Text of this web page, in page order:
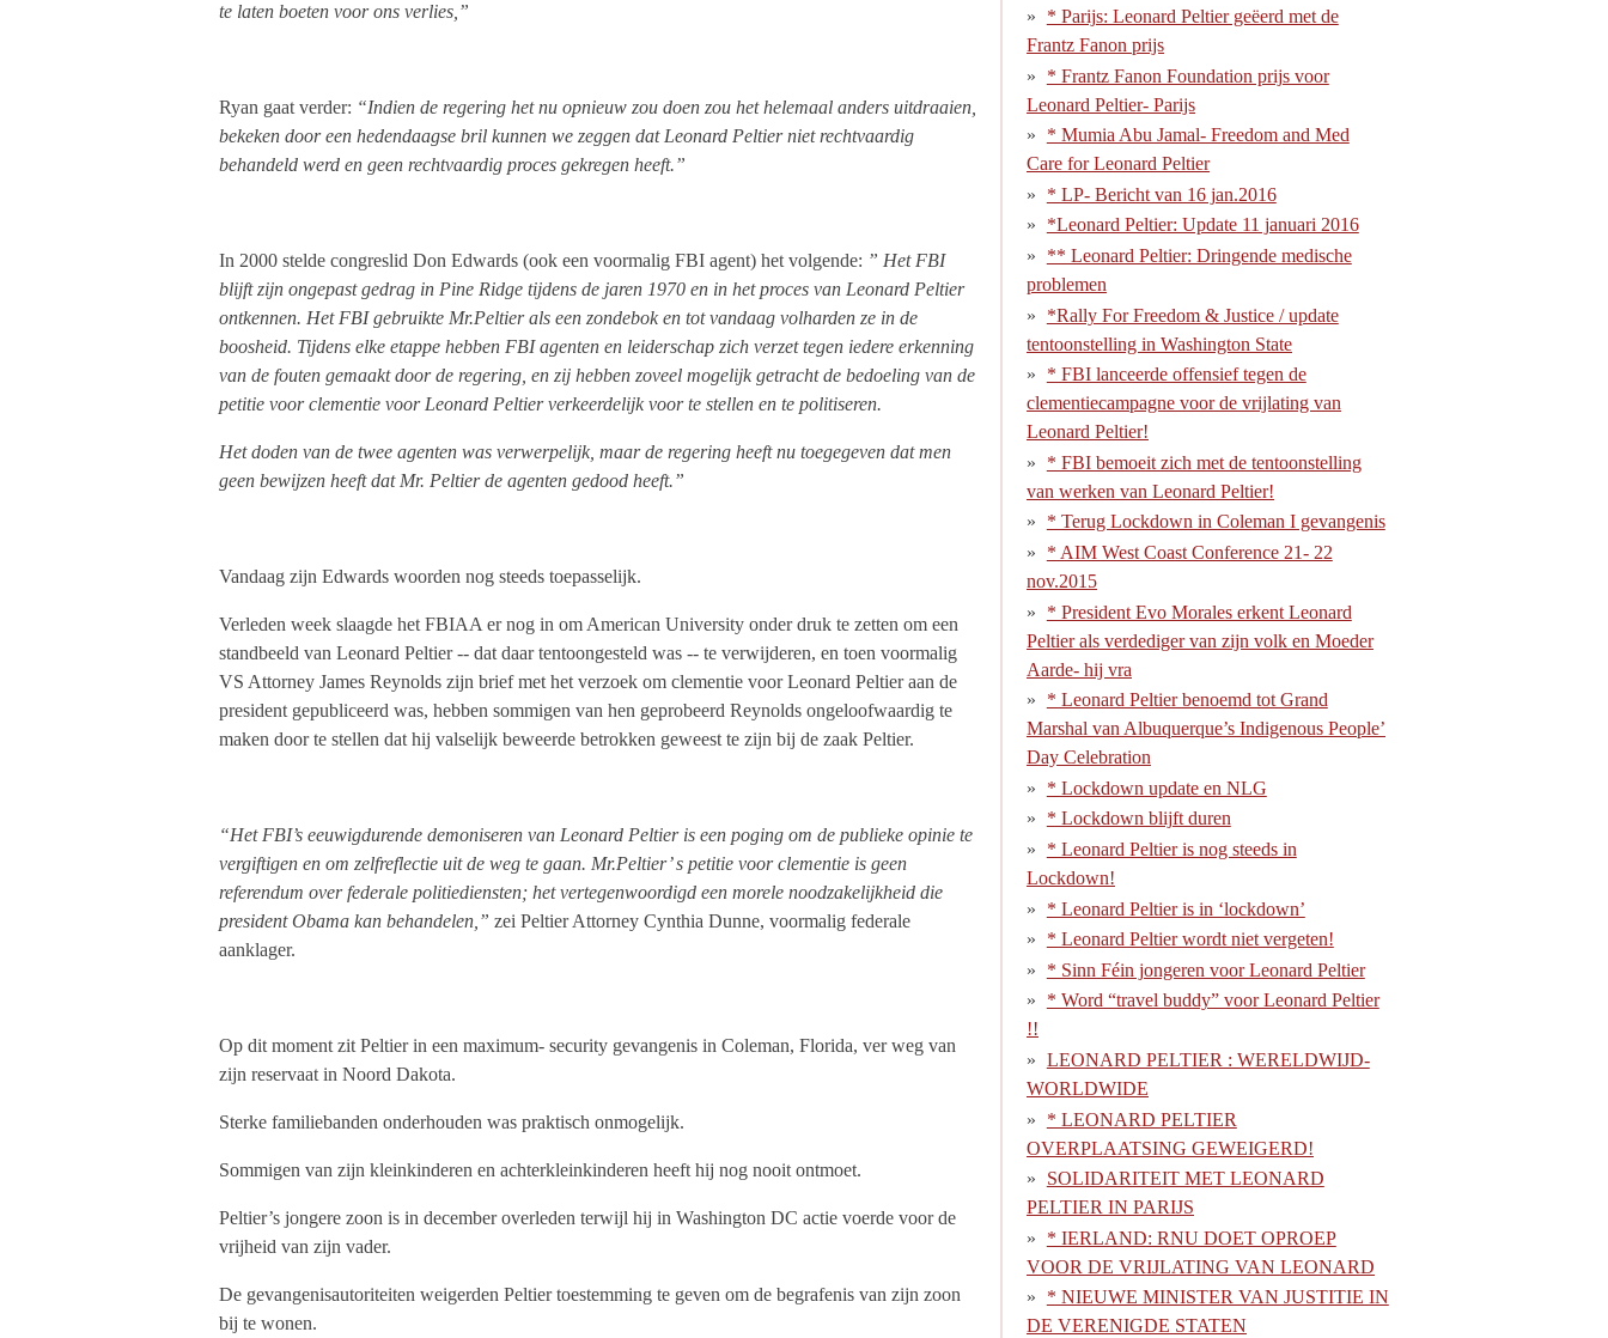
te laten boeten voor ons verlies,”
Ryan gaat verder: “Indien de regering het nu opnieuw zou doen zou het helemaal anders uitdraaien,
bekeken door een hedendaagse bril kunnen we zeggen dat Leonard Peltier niet rechtvaardig
behandeld werd en geen rechtvaardig proces gekregen heeft.”
In 2000 stelde congreslid Don Edwards (ook een voormalig FBI agent) het volgende: ” Het FBI
blijft zijn ongepast gedrag in Pine Ridge tijdens de jaren 1970 en in het proces van Leonard Peltier
ontkennen. Het FBI gebruikte Mr.Peltier als een zondebok en tot vandaag volharden ze in de
boosheid. Tijdens elke etappe hebben FBI agenten en leiderschap zich verzet tegen iedere erkenning
van de fouten gemaakt door de regering, en zij hebben zoveel mogelijk getracht de bedoeling van de
petitie voor clementie voor Leonard Peltier verkeerdelijk voor te stellen en te politiseren.
Het doden van de twee agenten was verwerpelijk, maar de regering heeft nu toegegeven dat men
geen bewijzen heeft dat Mr. Peltier de agenten gedood heeft.”
Vandaag zijn Edwards woorden nog steeds toepasselijk.
Verleden week slaagde het FBIAA er nog in om American University onder druk te zetten om een
standbeeld van Leonard Peltier -- dat daar tentoongesteld was -- te verwijderen, en toen voormalig
VS Attorney James Reynolds zijn brief met het verzoek om clementie voor Leonard Peltier aan de
president gepubliceerd was, hebben sommigen van hen geprobeerd Reynolds ongeloofwaardig te
maken door te stellen dat hij valselijk beweerde betrokken geweest te zijn bij de zaak Peltier.
“Het FBI’s eeuwigdurende demoniseren van Leonard Peltier is een poging om de publieke opinie te
vergiftigen en om zelfreflectie uit de weg te gaan. Mr.Peltier’ s petitie voor clementie is geen
referendum over federale politiediensten; het vertegenwoordigd een morele noodzakelijkheid die
president Obama kan behandelen,” zei Peltier Attorney Cynthia Dunne, voormalig federale
aanklager.
Op dit moment zit Peltier in een maximum- security gevangenis in Coleman, Florida, ver weg van
zijn reservaat in Noord Dakota.
Sterke familiebanden onderhouden was praktisch onmogelijk.
Sommigen van zijn kleinkinderen en achterkleinkinderen heeft hij nog nooit ontmoet.
Peltier’s jongere zoon is in december overleden terwijl hij in Washington DC actie voerde voor de
vrijheid van zijn vader.
De gevangenisautoriteiten weigerden Peltier toestemming te geven om de begrafenis van zijn zoon
bij te wonen.
* Parijs: Leonard Peltier geëerd met de
Frantz Fanon prijs
* Frantz Fanon Foundation prijs voor
Leonard Peltier- Parijs
* Mumia Abu Jamal- Freedom and Med
Care for Leonard Peltier
* LP- Bericht van 16 jan.2016
*Leonard Peltier: Update 11 januari 2016
** Leonard Peltier: Dringende medische
problemen
*Rally For Freedom & Justice / update
tentoonstelling in Washington State
* FBI lanceerde offensief tegen de
clementiecampagne voor de vrijlating van
Leonard Peltier!
* FBI bemoeit zich met de tentoonstelling
van werken van Leonard Peltier!
* Terug Lockdown in Coleman I gevangenis
* AIM West Coast Conference 21- 22
nov.2015
* President Evo Morales erkent Leonard
Peltier als verdediger van zijn volk en Moeder
Aarde- hij vra
* Leonard Peltier benoemd tot Grand
Marshal van Albuquerque’s Indigenous People’
Day Celebration
* Lockdown update en NLG
* Lockdown blijft duren
* Leonard Peltier is nog steeds in
Lockdown!
* Leonard Peltier is in ‘lockdown’
* Leonard Peltier wordt niet vergeten!
* Sinn Féin jongeren voor Leonard Peltier
* Word “travel buddy” voor Leonard Peltier
!!
LEONARD PELTIER : WERELDWIJD-
WORLDWIDE
* LEONARD PELTIER
OVERPLAATSING GEWEIGERD!
SOLIDARITEIT MET LEONARD
PELTIER IN PARIJS
* IERLAND: RNU DOET OPROEP
VOOR DE VRIJLATING VAN LEONARD
* NIEUWE MINISTER VAN JUSTITIE IN
DE VERENIGDE STATEN